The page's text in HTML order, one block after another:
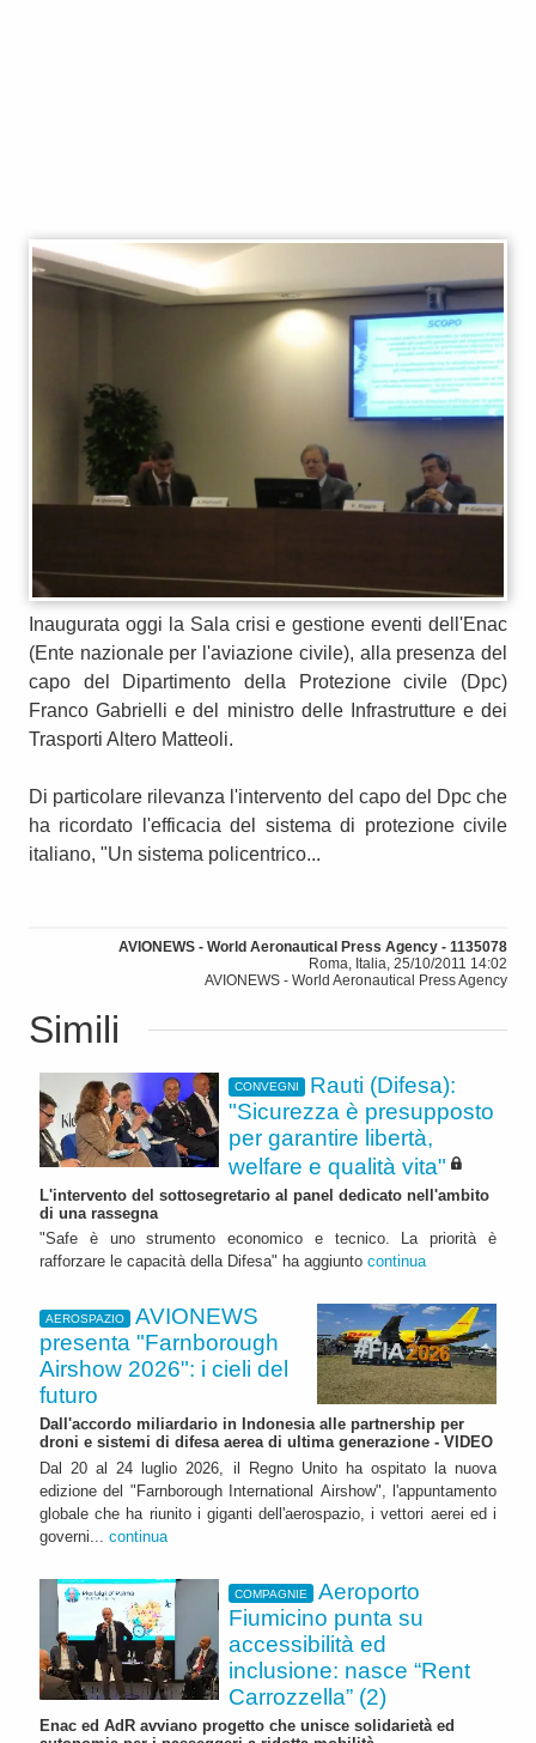
Inaugurata oggi la Sala crisi e gestione eventi dell'Enac
(Ente nazionale per l'aviazione civile), alla presenza del
capo del Dipartimento della Protezione civile (Dpc)
Franco Gabrielli e del ministro delle Infrastrutture e dei
Trasporti Altero Matteoli.
Di particolare rilevanza l'intervento del capo del Dpc che
ha ricordato l'efficacia del sistema di protezione civile
italiano, "Un sistema policentrico...
AVIONEWS - World Aeronautical Press Agency - 1135078
Roma, Italia, 25/10/2011 14:02
AVIONEWS - World Aeronautical Press Agency
Simili
CONVEGNI
Rauti (Difesa):
"Sicurezza è presupposto
per garantire libertà,
welfare e qualità vita"
L'intervento del sottosegretario al panel dedicato nell'ambito
di una rassegna
"Safe è uno strumento economico e tecnico. La priorità è
rafforzare le capacità della Difesa" ha aggiunto continua
AEROSPAZIO
AVIONEWS
presenta "Farnborough
Airshow 2026": i cieli del
futuro
Dall'accordo miliardario in Indonesia alle partnership per
droni e sistemi di difesa aerea di ultima generazione - VIDEO
Dal 20 al 24 luglio 2026, il Regno Unito ha ospitato la nuova
edizione del "Farnborough International Airshow", l'appuntamento
globale che ha riunito i giganti dell'aerospazio, i vettori aerei ed i
governi... continua
COMPAGNIE
Aeroporto
Fiumicino punta su
accessibilità ed
inclusione: nasce “Rent
Carrozzella” (2)
Enac ed AdR avviano progetto che unisce solidarietà ed